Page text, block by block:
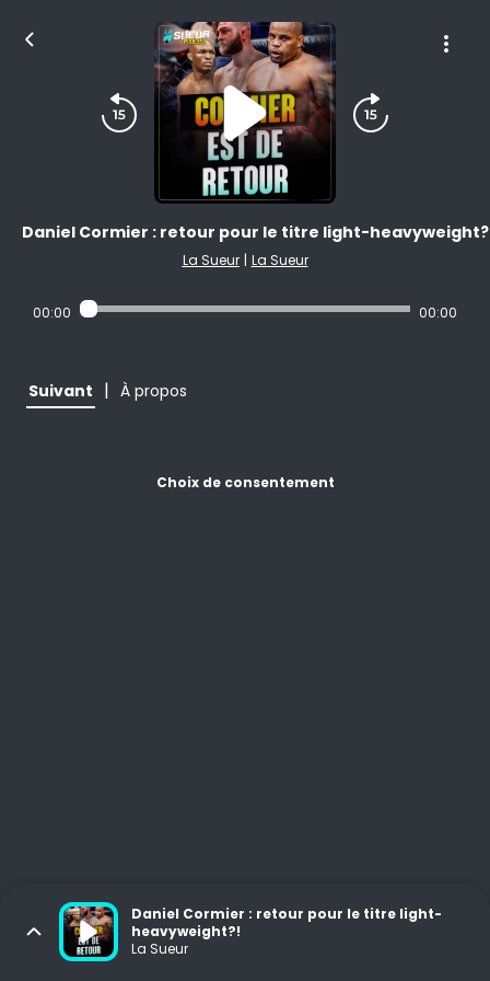
Daniel Cormier : retour pour le titre light-
La Sueur | La Sueur
00:00 00:00
Suivant | À propos
Choix de consentement
Daniel Cormier : retour pour le titre light-
heavyweight?!
La Sueur